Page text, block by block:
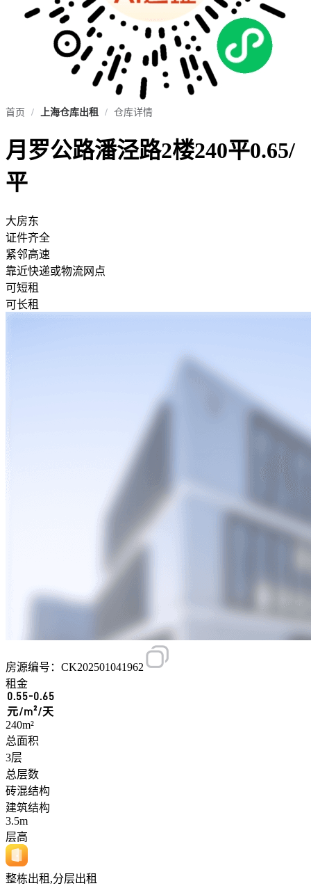
首页 / 上海仓库出租 / 仓库详情
月罗公路潘泾路2楼240平0.65/
平
大房东
证件齐全
紧邻高速
靠近快递或物流网点
可短租
可长租
房源编号：CK202501041962
租金
0.55-0.65
元/m²/天
240m²
总面积
3层
总层数
砖混结构
建筑结构
3.5m
层高
整栋出租,分层出租